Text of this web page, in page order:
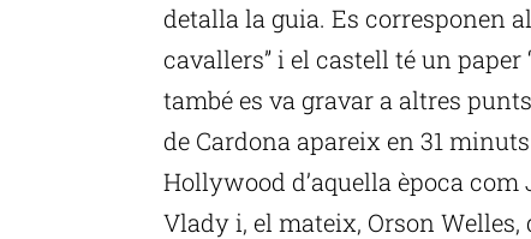
detalla la guia. Es corresponen
cavallers” i el castell té un
també es va gravar a altres
de Cardona apareix en 31
Hollywood d’aquella època
Vlady i, el mateix, Orson Welles,